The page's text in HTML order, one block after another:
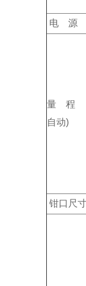
电 源
量
自动)
钳口尺